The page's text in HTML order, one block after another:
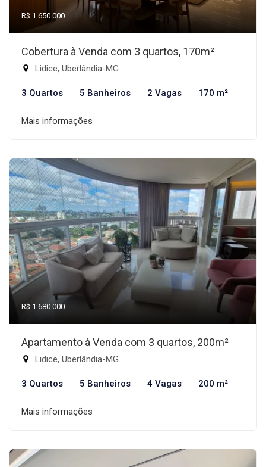
R$ 1.650.000
Cobertura à Venda com 3 quartos, 170m²
Lidice, Uberlândia-MG
3 Quartos 5 Banheiros 2 Vagas 170 m²
Mais informações
R$ 1.680.000
Apartamento à Venda com 3 quartos, 200m²
Lidice, Uberlândia-MG
3 Quartos 5 Banheiros 4 Vagas 200 m²
Mais informações